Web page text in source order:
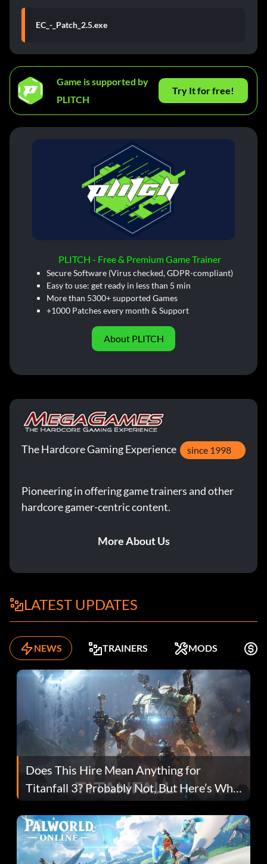
EC_-_Patch_2.5.exe
Game is supported by
PLITCH
Try It for free!
PLITCH - Free & Premium Game Trainer
Secure Software (Virus checked, GDPR-compliant)
Easy to use: get ready in less than 5 min
More than 5300+ supported Games
+1000 Patches every month & Support
About PLITCH
The Hardcore Gaming Experience since 1998
Pioneering in offering game trainers and other
hardcore gamer-centric content.
More About Us
LATEST UPDATES
NEWS TRAINERS MODS
Does This Hire Mean Anything for
Titanfall 3? Probably Not, But Here’s Why
Fans Are Hopeful